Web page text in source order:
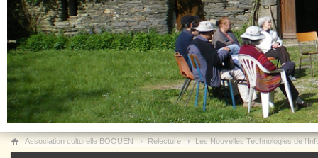
Association culturelle BOQUEN Relecture Les Nouvelles Technologies de